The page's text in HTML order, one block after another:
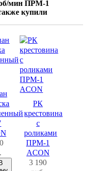
мин ПРМ-1
купили
В
РК
крестовина
с
роликами
ПРМ-1
ACON
3 190